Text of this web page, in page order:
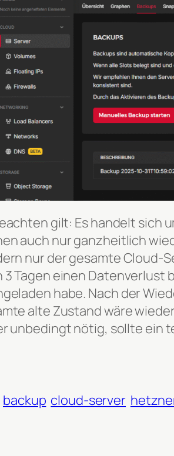
gilt: Es handelt sich
auch nur ganzheitlich
nur der gesamte Cloud-
3 Tagen einen
habe. Nach der
alte Zustand wäre
unbedingt nötig, sollte ein
backup cloud-server